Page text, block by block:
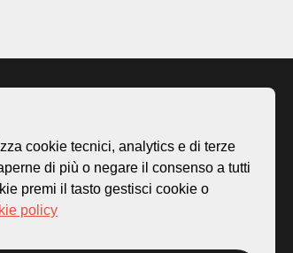
Homepage
Mappa
Storie
cookie tecnici, analytics e di terze
di più o negare il consenso a tutti
premi il tasto gestisci cookie o
policy